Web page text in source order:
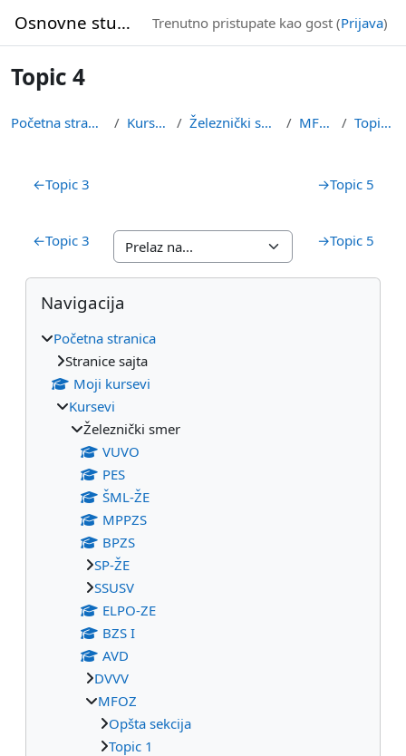
Osnovne studije Trenutno pristupate kao gost (Prijava)
Topic 4
Početna stranica Kursevi Železnički smer MFOZ Topic 4
Pregled sekcija
←Topic 3 →Topic 5
←Topic 3 →Topic 5
Blokovi
Preskoči Navigacija
Navigacija
Početna stranica
Stranice sajta
Moji kursevi
Kursevi
Železnički smer
VUVO
PES
ŠML-ŽE
MPPZS
BPZS
SP-ŽE
SSUSV
ELPO-ZE
BZS I
AVD
DVVV
MFOZ
Opšta sekcija
Topic 1